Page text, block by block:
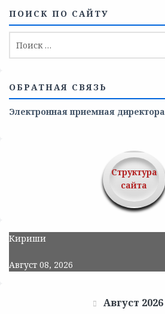
ПОИСК ПО САЙТУ
ОБРАТНАЯ СВЯЗЬ
Электронная приемная директора
Структура
сайта
Кириши
Август 08, 2026
Август 2026